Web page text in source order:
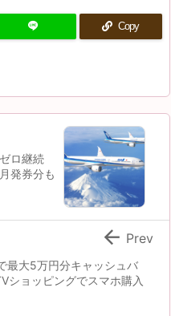
Copy
ロ継続
発券分も
最大5万円分キャッシュバ
ショッピングでスマホ購入
 Prev